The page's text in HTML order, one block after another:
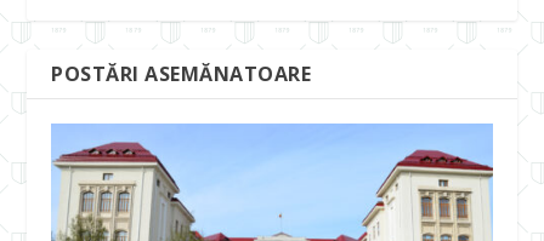
POSTĂRI ASEMĂNATOARE